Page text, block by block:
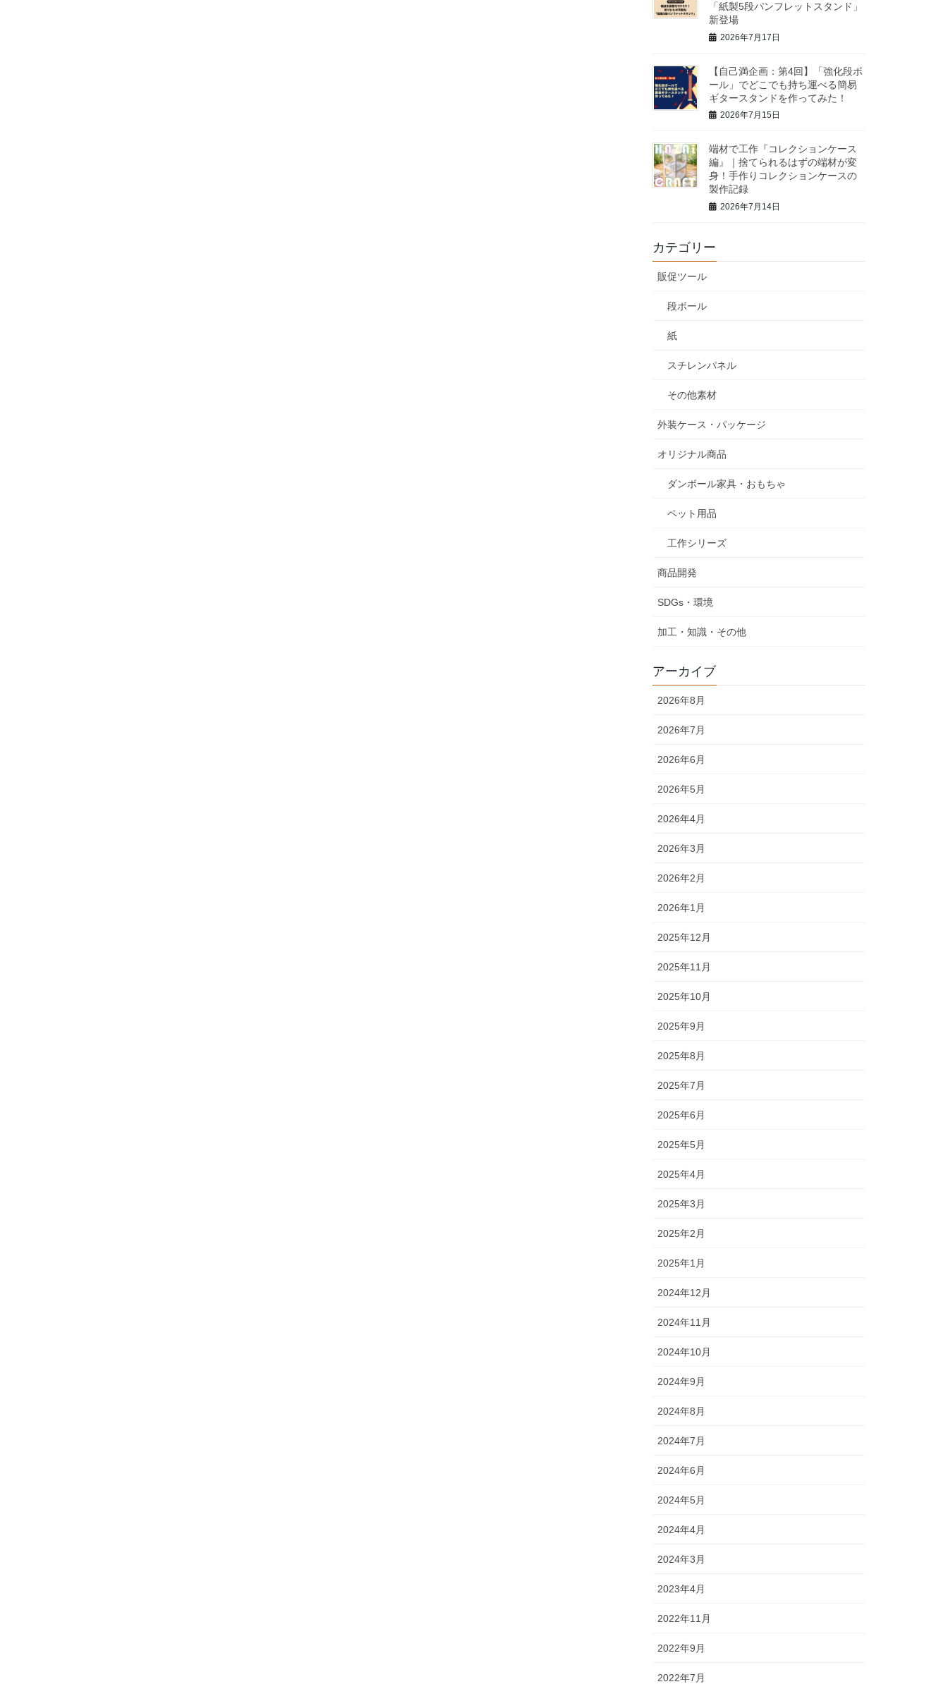
「紙製5段パンフレットスタンド」
新登場
2026年7月17日
【自己満企画：第4回】「強化段ボ
ール」でどこでも持ち運べる簡易
ギタースタンドを作ってみた！
2026年7月15日
端材で工作『コレクションケース
編』｜捨てられるはずの端材が変
身！手作りコレクションケースの
製作記録
2026年7月14日
カテゴリー
販促ツール
段ボール
紙
スチレンパネル
その他素材
外装ケース・パッケージ
オリジナル商品
ダンボール家具・おもちゃ
ペット用品
工作シリーズ
商品開発
SDGs・環境
加工・知識・その他
アーカイブ
2026年8月
2026年7月
2026年6月
2026年5月
2026年4月
2026年3月
2026年2月
2026年1月
2025年12月
2025年11月
2025年10月
2025年9月
2025年8月
2025年7月
2025年6月
2025年5月
2025年4月
2025年3月
2025年2月
2025年1月
2024年12月
2024年11月
2024年10月
2024年9月
2024年8月
2024年7月
2024年6月
2024年5月
2024年4月
2024年3月
2023年4月
2022年11月
2022年9月
2022年7月